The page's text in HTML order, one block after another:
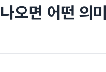
오면 어떤 의미